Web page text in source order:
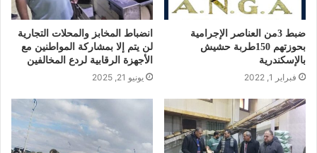
ضبط 3من العناصر الإجرامية
بحوزتهم 150طربة حشيش
بالإسكندرية
فبراير 1, 2022
انضباط المخابز والمحلات التجارية
لن يتم إلا بمشاركة المواطنين مع
الأجهزة الرقابية لردع المخالفين
يونيو 21, 2025